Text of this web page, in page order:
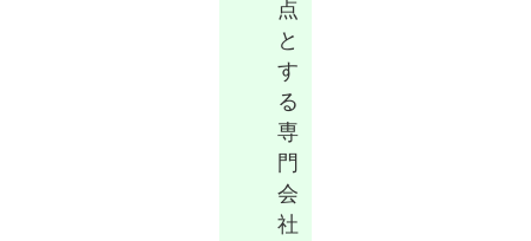
点
と
す
る
専
門
会
社